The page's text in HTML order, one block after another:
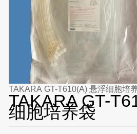
TAKARA GT-T610(A) 悬浮细胞培
TAKARA GT-
细胞培养袋